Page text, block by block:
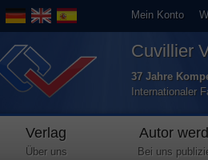
Mein Konto
Cuvillier
37 Jahre
Internationaler
Verlag
Über uns
Autor
Bei uns